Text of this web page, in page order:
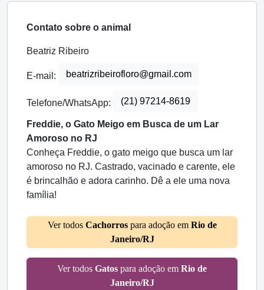
Contato sobre o animal
Beatriz Ribeiro
E-mail: beatrizribeirofloro@gmail.com
Telefone/WhatsApp: (21) 97214-8619
Freddie, o Gato Meigo em Busca de um Lar
Amoroso no RJ
Conheça Freddie, o gato meigo que busca um lar
amoroso no RJ. Castrado, vacinado e carente, ele
é brincalhão e adora carinho. Dê a ele uma nova
família!
Ver todos Cachorrospara adoção em Rio de
Janeiro/RJ
Ver todos Gatos para adoção em Rio de
Janeiro/RJ